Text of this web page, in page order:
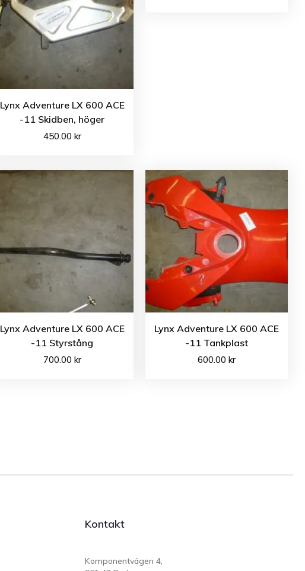
Lynx Adventure LX 600 ACE
-11 Skidben, höger
450.00 kr
Lynx Adventure LX 600 ACE
-11 Styrstång
700.00 kr
Lynx Adventure LX 600 ACE
-11 Tankplast
600.00 kr
Kontakt
Komponentvägen 4,